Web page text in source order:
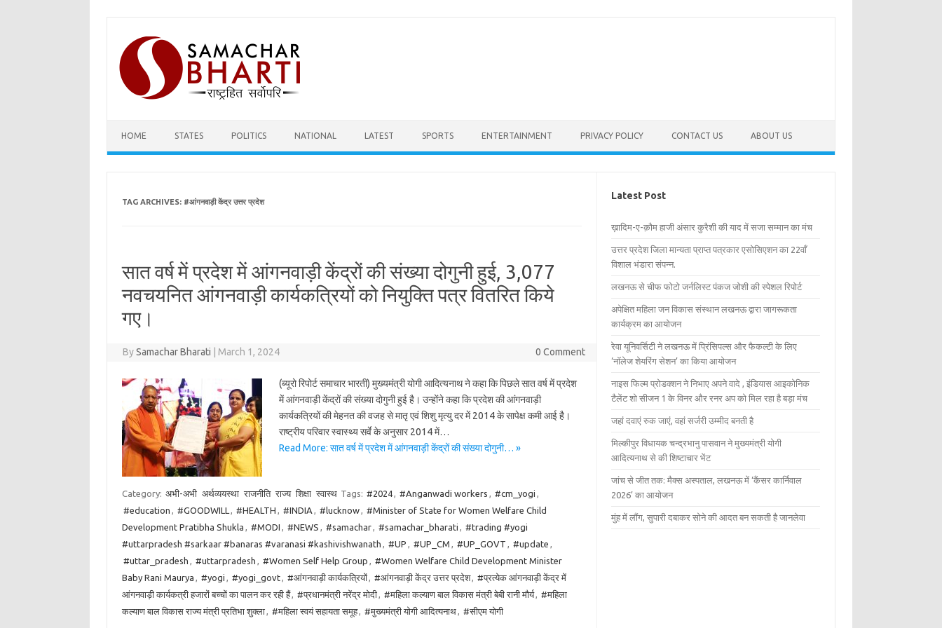
content
HOME STATES POLITICS NATIONAL LATEST SPORTS ENTERTAINMENT PRIVACY POLICY CONTACT US ABOUT US
TAG ARCHIVES: #आंगनवाड़ी केंद्र उत्तर प्रदेश
सात वर्ष में प्रदेश में आंगनवाड़ी केंद्रों की संख्या दोगुनी हुई, 3,077
नवचयनित आंगनवाड़ी कार्यकत्रियों को नियुक्ति पत्र वितरित किये
गए।
BySamachar Bharati March 1, 2024 0 Comment
(ब्यूरो रिपोर्ट समाचार भारती) मुख्यमंत्री योगी आदित्यनाथ ने कहा कि पिछले सात वर्ष में प्रदेश
में आंगनवाड़ी केंद्रों की संख्या दोगुनी हुई है। उन्होंने कहा कि प्रदेश की आंगनवाड़ी
कार्यकत्रियों की मेहनत की वजह से मातृ एवं शिशु मृत्यु दर में 2014 के सापेक्ष कमी आई है।
राष्ट्रीय परिवार स्वास्थ्य सर्वे के अनुसार 2014 में…
Read More: सात वर्ष में प्रदेश में आंगनवाड़ी केंद्रों की संख्या दोगुनी… »
Category: अभी-अभी अर्थव्ययस्था राजनीति राज्य शिक्षा स्वास्थ Tags: #2024, #Anganwadi workers , #cm_yogi ,
#education , #GOODWILL , #HEALTH , #INDIA , #lucknow, #Minister of State for Women Welfare Child
Development Pratibha Shukla , #MODI , #NEWS , #samachar, #samachar_bharati , #trading #yogi
#uttarpradesh #sarkaar #banaras #varanasi #kashivishwanath , #UP , #UP_CM , #UP_GOVT , #update ,
#uttar_pradesh , #uttarpradesh , #Women Self Help Group , #Women Welfare Child Development Minister
Baby Rani Maurya , #yogi , #yogi_govt, #आंगनवाड़ी कार्यकत्रियों, #आंगनवाड़ी केंद्र उत्तर प्रदेश, #प्रत्येक आंगनवाड़ी केंद्र में
आंगनवाड़ी कार्यकत्री हजारों बच्चों का पालन कर रही हैं, #प्रधानमंत्री नरेंद्र मोदी, #महिला कल्याण बाल विकास मंत्री बेबी रानी मौर्य, #महिला
कल्याण बाल विकास राज्य मंत्री प्रतिभा शुक्ला, #महिला स्वयं सहायता समूह, #मुख्यमंत्री योगी आदित्यनाथ, #सीएम योगी
Latest Post
ख़ादिम-ए-क़ौम हाजी अंसार कुरैशी की याद में सजा सम्मान का मंच
उत्तर प्रदेश जिला मान्यता प्राप्त पत्रकार एसोसिएशन का 22वाँ
विशाल भंडारा संपन्न.
लखनऊ से चीफ फोटो जर्नलिस्ट पंकज जोशी की स्पेशल रिपोर्ट
अपेक्षित महिला जन विकास संस्थान लखनऊ द्वारा जागरूकता
कार्यक्रम का आयोजन
रेवा यूनिवर्सिटी ने लखनऊ में प्रिंसिपल्स और फैकल्टी के लिए
‘नॉलेज शेयरिंग सेशन’ का किया आयोजन
नाइस फिल्म प्रोडक्शन ने निभाए अपने वादे , इंडियास आइकोनिक
टैलेंट शो सीजन 1 के विनर और रनर अप को मिल रहा है बड़ा मंच
जहां दवाएं रुक जाएं, वहां सर्जरी उम्मीद बनती है
मिल्कीपुर विधायक चन्द्रभानु पासवान ने मुख्यमंत्री योगी
आदित्यनाथ से की शिष्टाचार भेंट
जांच से जीत तक: मैक्स अस्पताल, लखनऊ में ‘कैंसर कार्निवाल
2026’ का आयोजन
मुंह में लौंग, सुपारी दबाकर सोने की आदत बन सकती है जानलेवा